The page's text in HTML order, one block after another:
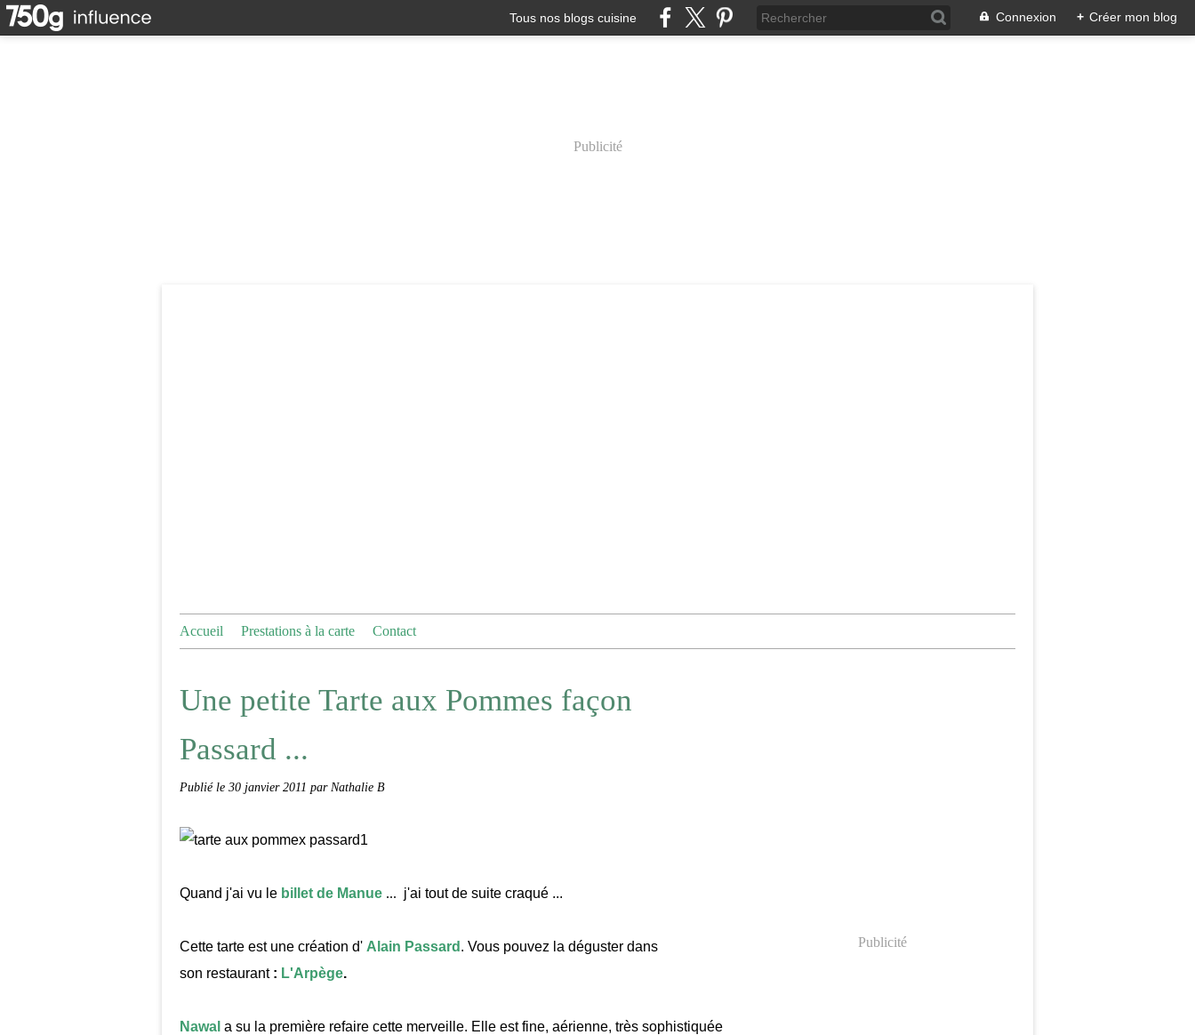
Tous nos blogs cuisine Connexion + Créer mon blog
Publicité
Accueil Prestations à la carte Contact
Une petite Tarte aux Pommes façon
Passard ...
Publié le 30 janvier 2011 par Nathalie B
Quand j'ai vu le billet de Manue ... j'ai tout de suite craqué ...
Cette tarte est une création d' Alain Passard . Vous pouvez la déguster dans
son restaurant : L'Arpège.
Nawal a su la première refaire cette merveille. Elle est fine, aérienne, très sophistiquée
Publicité